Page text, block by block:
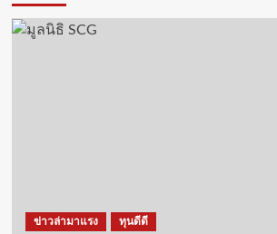
ข่าวล่ามาแรง ทุนดีดี